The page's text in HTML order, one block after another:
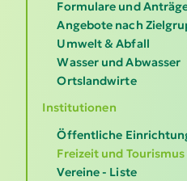
Formulare und
Angebote nach
Umwelt & Abfall
Wasser und Abwasser
Ortslandwirte
Institutionen
Öffentliche
Freizeit und Tourismus
Vereine - Liste